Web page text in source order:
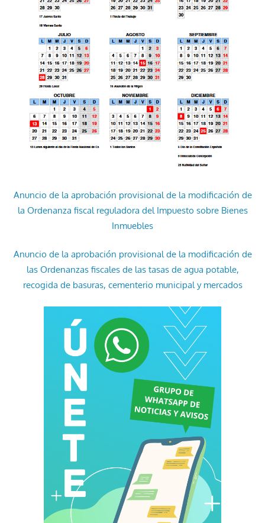
Anuncio de la aprobación provisional de la modificación de
la Ordenanza fiscal reguladora del Impuesto sobre Bienes
Inmuebles
Anuncio de la aprobación provisional de la modificación de
las Ordenanzas fiscales de las tasas de agua potable,
recogida de basuras, cementerio municipal y mercados